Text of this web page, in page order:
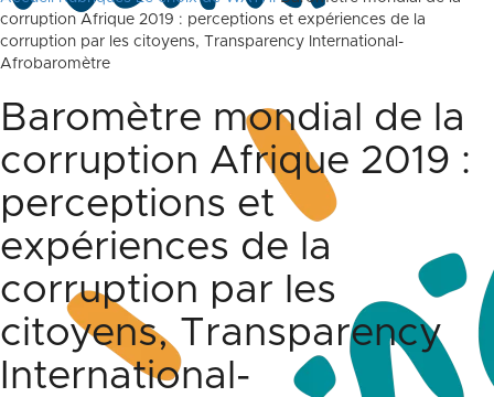
corruption Afrique 2019 : perceptions et expériences de la
corruption par les citoyens, Transparency International-
Afrobaromètre
Baromètre mondial de la
corruption Afrique 2019 :
perceptions et
expériences de la
corruption par les
citoyens, Transparency
International-